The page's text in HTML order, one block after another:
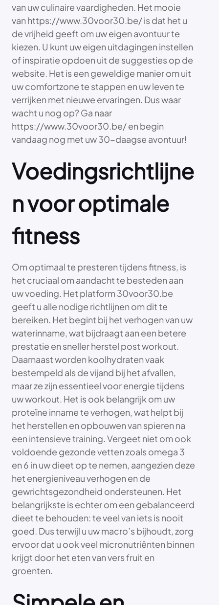
van uw culinaire vaardigheden. Het mooie
van https://www.30voor30.be/ is dat het u
de vrijheid geeft om uw eigen avontuur te
kiezen. U kunt uw eigen uitdagingen instellen
of inspiratie opdoen uit de suggesties op de
website. Het is een geweldige manier om uit
uw comfortzone te stappen en uw leven te
verrijken met nieuwe ervaringen. Dus waar
wacht u nog op? Ga naar
https://www.30voor30.be/ en begin
vandaag nog met uw 30-daagse avontuur!
Voedingsrichtlijne
n voor optimale
fitness
Om optimaal te presteren tijdens fitness, is
het cruciaal om aandacht te besteden aan
uw voeding. Het platform 30voor30.be
geeft u alle nodige richtlijnen om dit te
bereiken. Het begint bij het verhogen van uw
waterinname, wat bijdraagt aan een betere
prestatie en sneller herstel post workout.
Daarnaast worden koolhydraten vaak
bestempeld als de vijand bij het afvallen,
maar ze zijn essentieel voor energie tijdens
uw workout. Het is ook belangrijk om uw
proteïne inname te verhogen, wat helpt bij
het herstellen en opbouwen van spieren na
een intensieve training. Vergeet niet om ook
voldoende gezonde vetten zoals omega 3
en 6 in uw dieet op te nemen, aangezien deze
het energieniveau verhogen en de
gewrichtsgezondheid ondersteunen. Het
belangrijkste is echter om een gebalanceerd
dieet te behouden: te veel van iets is nooit
goed. Dus terwijl u uw macro’s bijhoudt, zorg
ervoor dat u ook veel micronutriënten binnen
krijgt door het eten van vers fruit en
groenten.